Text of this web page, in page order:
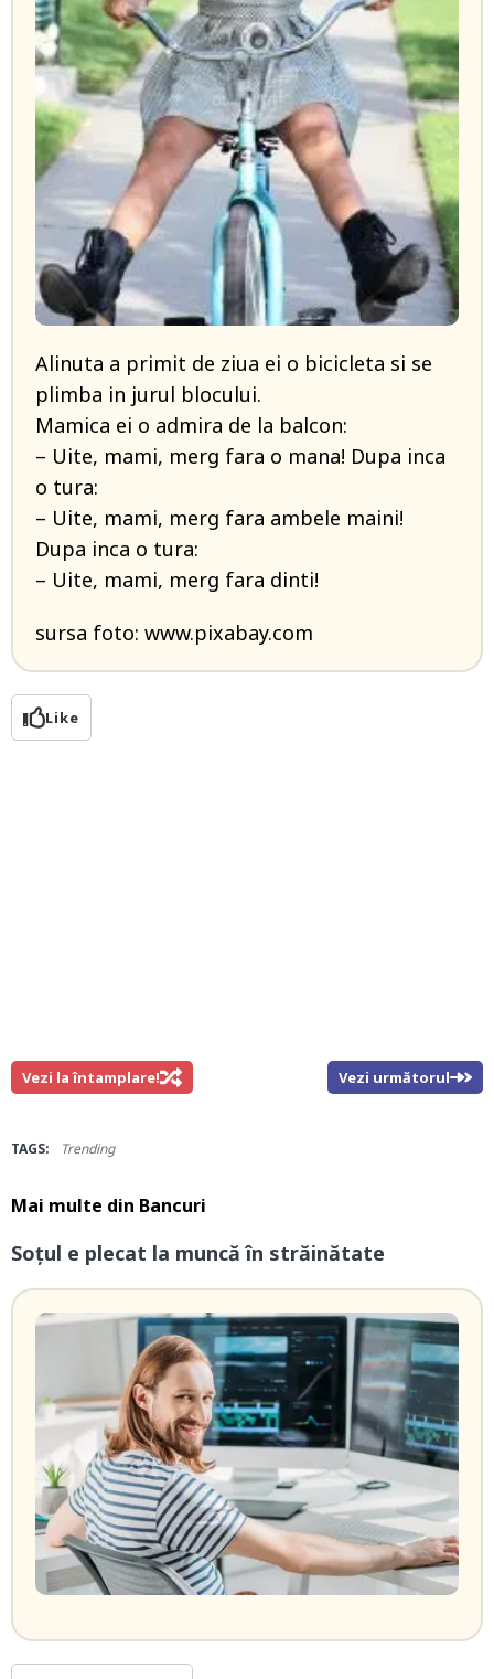
Alinuta a primit de ziua ei o bicicleta si se
plimba in jurul blocului.
Mamica ei o admira de la balcon:
– Uite, mami, merg fara o mana! Dupa inca
o tura:
– Uite, mami, merg fara ambele maini!
Dupa inca o tura:
– Uite, mami, merg fara dinti!
sursa foto: www.pixabay.com
Like
Vezi la întamplare! Vezi următorul
TAGS: Trending
Mai multe din Bancuri
Soțul e plecat la muncă în străinătate